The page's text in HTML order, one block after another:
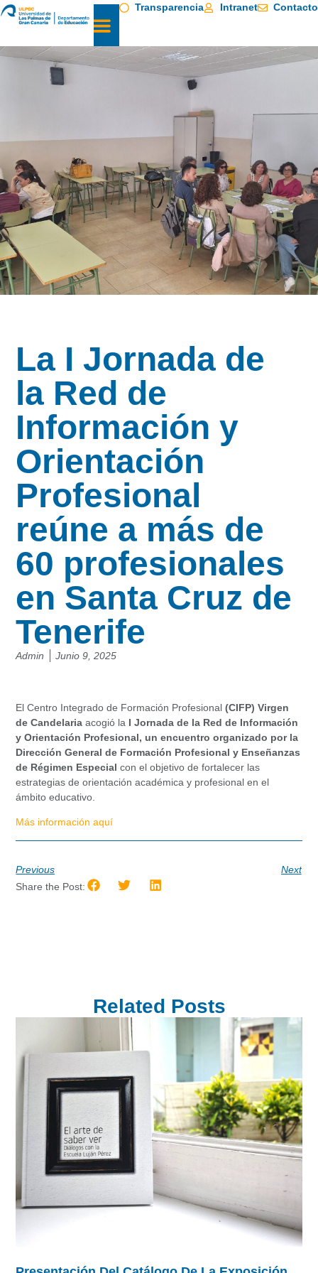
Transparencia Intranet Contacto
La I Jornada de
la Red de
Información y
Orientación
Profesional
reúne a más de
60 profesionales
en Santa Cruz de
Tenerife
Admin Junio 9, 2025
El Centro Integrado de Formación Profesional(CIFP) Virgen
de Candelaria acogió la I Jornada de la Red de Información
y Orientación Profesional, un encuentro organizado por la
Dirección General de Formación Profesional y Enseñanzas
de Régimen Especial con el objetivo de fortalecer las
estrategias de orientación académica y profesional en el
ámbito educativo.
Más información aquí
Previous
Next
Share the Post:
Related Posts